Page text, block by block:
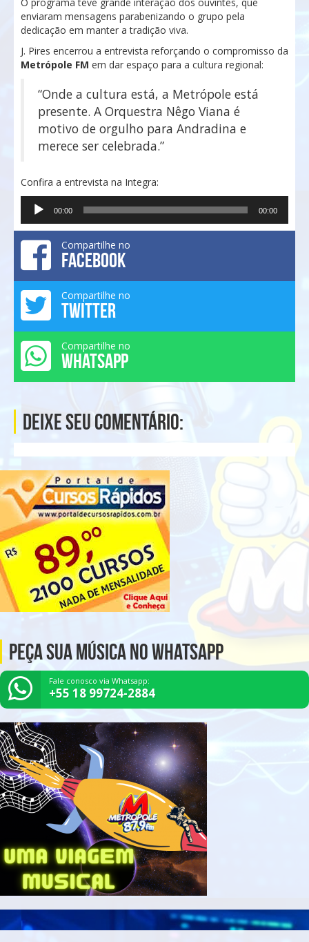
enviaram mensagens parabenizando o grupo pela
dedicação em manter a tradição viva.
J. Pires encerrou a entrevista reforçando o compromisso da
Metrópole FM em dar espaço para a cultura regional:
“Onde a cultura está, a Metrópole está
presente. A Orquestra Nêgo Viana é
motivo de orgulho para Andradina e
merece ser celebrada.”
Confira a entrevista na Integra:
Tocador
áudio
00:00 00:00
Compartilhe no
FACEBOOK
Compartilhe no
TWITTER
Compartilhe no
WHATSAPP
Deixe seu comentário:
Peça Sua Música no Whatsapp
Fale conosco via Whatsapp:
+55 18 99724-2884